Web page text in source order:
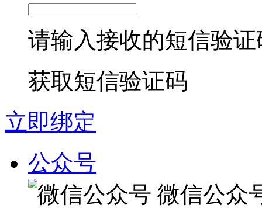
请输入接收的短信验证
获取短信验证码
立即绑定
公众号
微信公众